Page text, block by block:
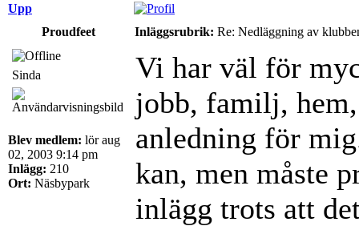
Upp
Proudfeet
Inläggsrubrik: Re: Nedläggning av
Sinda
Blev medlem: lör aug
02, 2003 9:14 pm
Inlägg: 210
Ort: Näsbypark
Vi har väl för
jobb, familj,
anledning för
kan, men måste
inlägg trots att